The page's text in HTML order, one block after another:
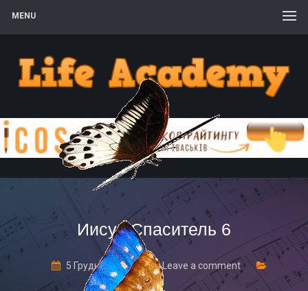
MENU
Иисус Спаситель 6
5 Грудня, 2017 Leave a comment